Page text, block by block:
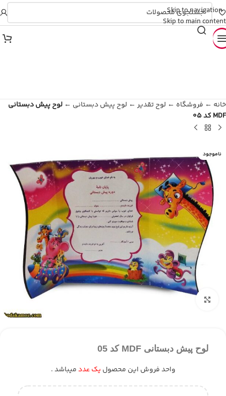
Skip to navigation
Skip to main content
💎 تارا و دیجی‌پی (تایید آنی)
خانه ← فروشگاه ← لوح تقدیر ← لوح پیش دبستانی ← لوح پیش دبستانی
MDF کد 05
ناموجود
لوح پیش دبستانی MDF کد 05
واحد فروش این محصول یک عددمیباشد .